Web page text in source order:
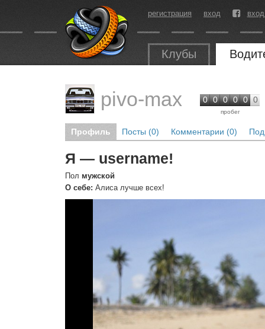
регистрация вход
Клубы
pivo-max 0 0 0 0 0 0
пробег
Профиль Посты (0) Комментарии (0)
Я — username!
Пол мужской
О себе: Алиса лучше всех!